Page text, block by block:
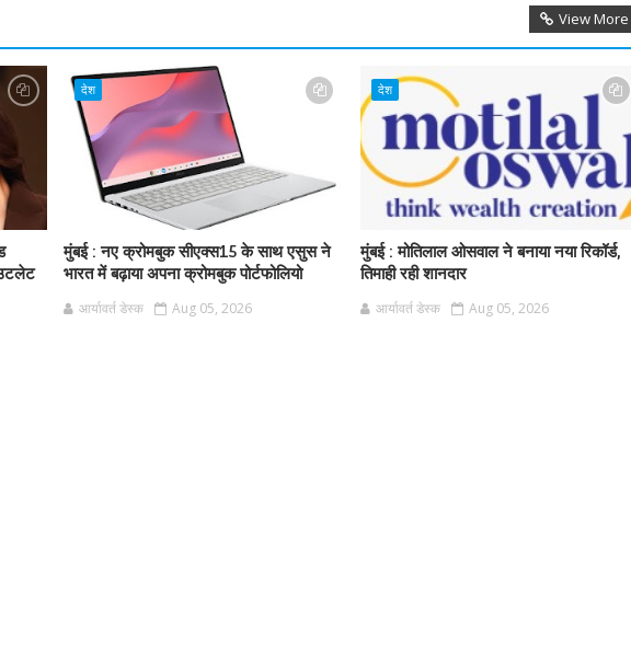
View More
देश
मुंबई : नए क्रोमबुक सीएक्स15 के साथ एसुस ने
भारत में बढ़ाया अपना क्रोमबुक पोर्टफोलियो
आर्यावर्त डेस्क Aug 05, 2026
देश
मुंबई : मोतिलाल ओसवाल ने बनाया नया रिकॉर्ड,
तिमाही रही शानदार
आर्यावर्त डेस्क Aug 05, 2026